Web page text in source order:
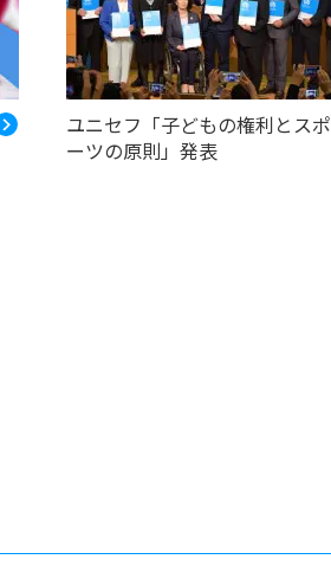
ユニセフ「子どもの権利とスポ
ーツの原則」発表